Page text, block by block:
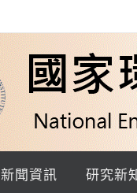
新聞資訊 研究新